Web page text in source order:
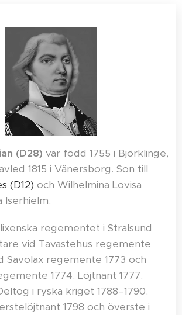
(D28) var född 1755 i Björklinge,
1815 i Vänersborg. Son till
(D12) och Wilhelmina Lovisa
Iserhielm.
regementet i Stralsund
vid Tavastehus regemente
Savolax regemente 1773 och
1774. Löjtnant 1777.
i ryska kriget 1788–1790.
1798 och överste i